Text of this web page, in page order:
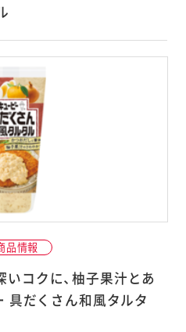
品情報
コクに、柚子果汁とあ
具だくさん和風タルタ